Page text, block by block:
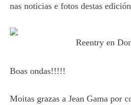
nas noticias e fotos destas
Reentry en
Boas ondas!!!!!
Moitas grazas a Jean Gama por